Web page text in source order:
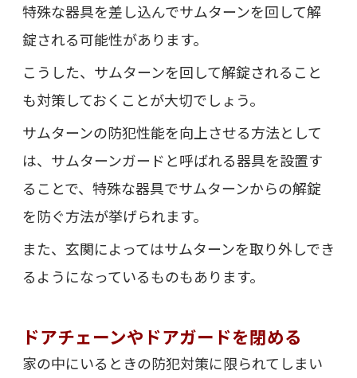
特殊な器具を差し込んでサムターンを回して解
錠される可能性があります。
こうした、サムターンを回して解錠されること
も対策しておくことが大切でしょう。
サムターンの防犯性能を向上させる方法として
は、サムターンガードと呼ばれる器具を設置す
ることで、特殊な器具でサムターンからの解錠
を防ぐ方法が挙げられます。
また、玄関によってはサムターンを取り外しでき
るようになっているものもあります。
ドアチェーンやドアガードを閉める
家の中にいるときの防犯対策に限られてしまい